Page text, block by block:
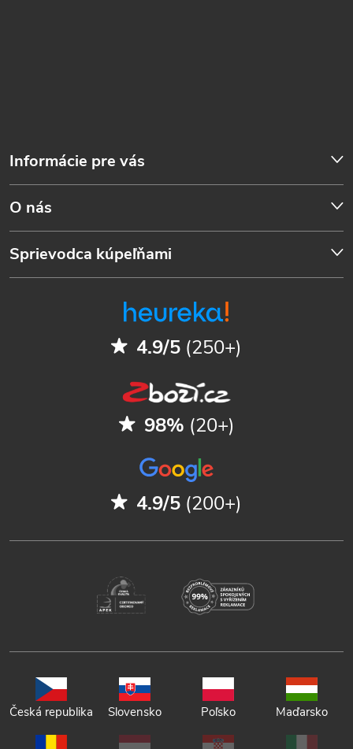
Informácie pre vás
O nás
Sprievodca kúpeľňami
4.9/5 (250+)
98% (20+)
4.9/5 (200+)
Česká republika Slovensko Poľsko Maďarsko